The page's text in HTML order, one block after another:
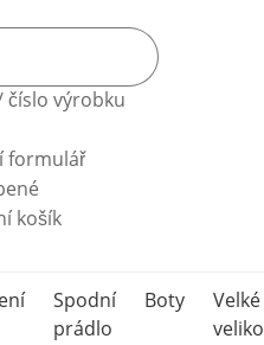
číslo výrobku
formulář
košík
Spodní
prádlo
Boty
Velké